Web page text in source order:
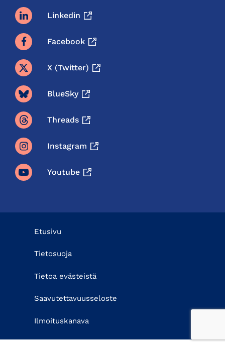
Linkedin
Facebook
X (twitter)
BlueSky
Threads
Instagram
Youtube
Etusivu
Tietosuoja
Tietoa evästeistä
Saavutettavuusseloste
Ilmoituskanava